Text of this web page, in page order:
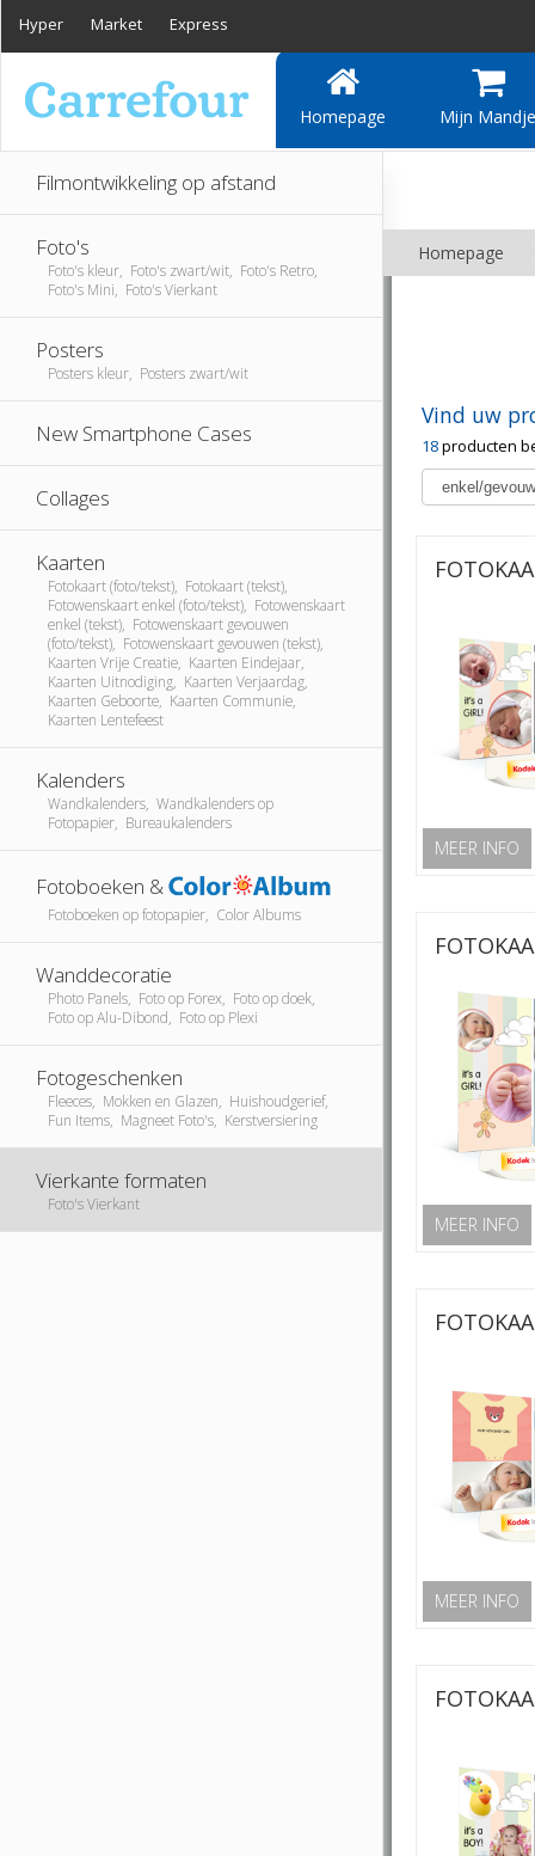
Hyper Market Express
Homepage Mijn Mandje
Filmontwikkeling op afstand
Foto's
Foto's kleur, Foto's zwart/wit, Foto's Retro,
Foto's Mini, Foto's Vierkant
Posters
Posters kleur, Posters zwart/wit
New Smartphone Cases
Collages
Kaarten
Fotokaart (foto/tekst), Fotokaart (tekst),
Fotowenskaart enkel (foto/tekst), Fotowenskaart
enkel (tekst), Fotowenskaart gevouwen
(foto/tekst), Fotowenskaart gevouwen (tekst),
Kaarten Vrije Creatie, Kaarten Eindejaar,
Kaarten Uitnodiging, Kaarten Verjaardag,
Kaarten Geboorte, Kaarten Communie,
Kaarten Lentefeest
Kalenders
Wandkalenders, Wandkalenders op
Fotopapier, Bureaukalenders
Fotoboeken &
Fotoboeken op fotopapier, Color Albums
Wanddecoratie
Photo Panels, Foto op Forex, Foto op doek,
Foto op Alu-Dibond, Foto op Plexi
Fotogeschenken
Fleeces, Mokken en Glazen, Huishoudgerief,
Fun Items, Magneet Foto's, Kerstversiering
Vierkante formaten
Foto's Vierkant
Homepage
Vind uw
18producten
MEER INFO
MEER INFO
MEER INFO